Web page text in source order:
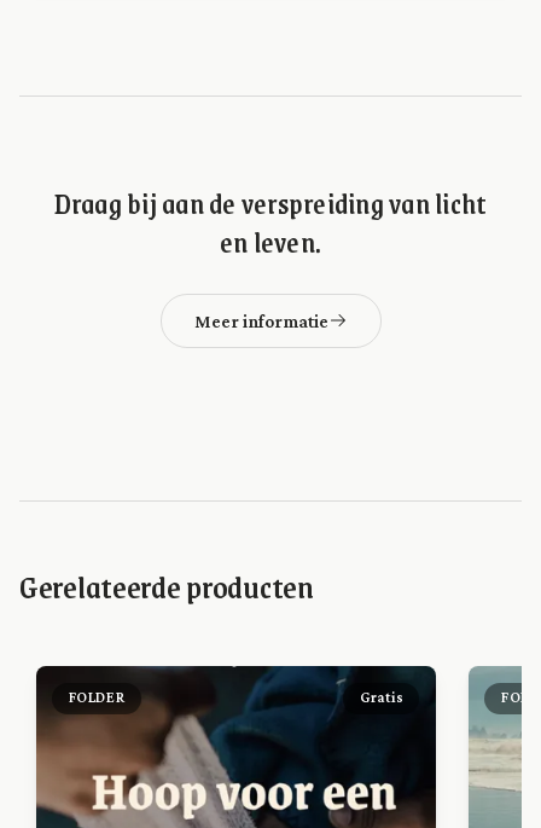
Draag bij aan de verspreiding van licht
en leven.
Meer informatie
Gerelateerde producten
FOLDER Gratis